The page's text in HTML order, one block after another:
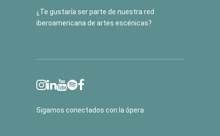
¿Te gustaría ser parte de nuestra red
iberoamericana de artes escénicas?
Sigamos conectados con la ópera